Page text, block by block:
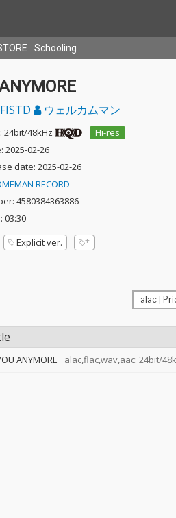
Schooling
ANYMORE
ウェルカムマン
24bit/48kHz
Hi-res
2025-02-26
date: 2025-02-26
RECORD
4580384363886
03:30
Explicit ver.
ANYMORE alac,flac,wav,aac: 24bit/